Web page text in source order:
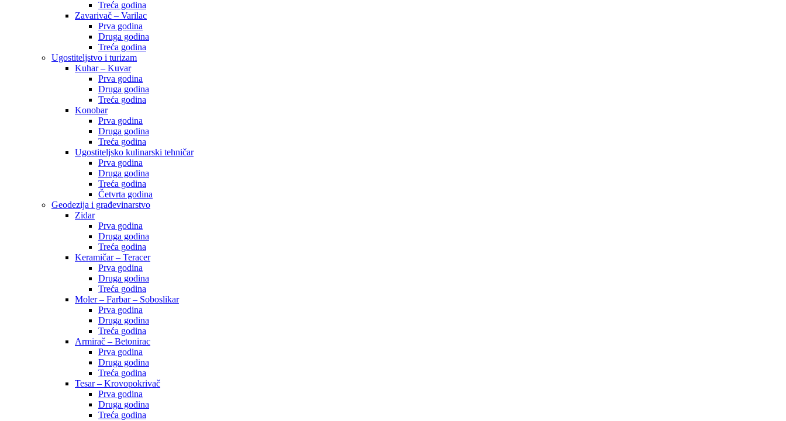
Treća godina
Zavarivač – Varilac
Prva godina
Druga godina
Treća godina
Ugostiteljstvo i turizam
Kuhar – Kuvar
Prva godina
Druga godina
Treća godina
Konobar
Prva godina
Druga godina
Treća godina
Ugostiteljsko kulinarski tehničar
Prva godina
Druga godina
Treća godina
Četvrta godina
Geodezija i građevinarstvo
Zidar
Prva godina
Druga godina
Treća godina
Keramičar – Teracer
Prva godina
Druga godina
Treća godina
Moler – Farbar – Soboslikar
Prva godina
Druga godina
Treća godina
Armirač – Betonirac
Prva godina
Druga godina
Treća godina
Tesar – Krovopokrivač
Prva godina
Druga godina
Treća godina